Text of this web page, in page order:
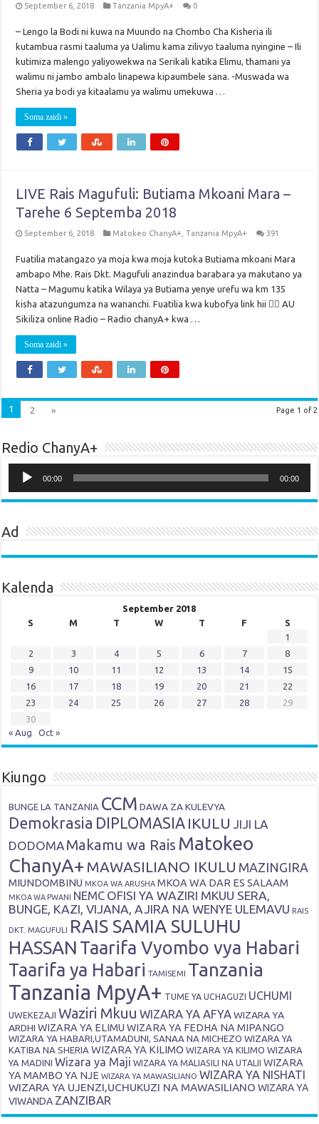
September 6, 2018 Tanzania MpyA+ 0
– Lengo la Bodi ni kuwa na Muundo na Chombo Cha Kisheria ili
kutambua rasmi taaluma ya Ualimu kama zilivyo taaluma nyingine – Ili
kutimiza malengo yaliyowekwa na Serikali katika Elimu, thamani ya
walimu ni jambo ambalo linapewa kipaumbele sana. -Muswada wa
Sheria ya bodi ya kitaalamu ya walimu umekuwa …
Soma zaidi »
LIVE Rais Magufuli: Butiama Mkoani Mara –
Tarehe 6 Septemba 2018
September 6, 2018 Matokeo ChanyA+ ,Tanzania MpyA+ 391
Fuatilia matangazo ya moja kwa moja kutoka Butiama mkoani Mara
ambapo Mhe. Rais Dkt. Magufuli anazindua barabara ya makutano ya
Natta – Magumu katika Wilaya ya Butiama yenye urefu wa km 135
kisha atazungumza na wananchi. Fuatilia kwa kubofya link hii 👇🏽 AU
Sikiliza online Radio – Radio chanyA+ kwa …
Soma zaidi »
Page 1 of 2
1 2 »
Redio ChanyA+
Player
00:00 00:00
Ad
Kalenda
September 2018
S
M T W T F
S
1
2
3 4 5 6 7
8
9
10 11 12 13 14
15
16
17 18 19 20 21
22
23
24 25 26 27 28
29
30
« Aug
Oct »
Kiungo
BUNGE LA TANZANIA CCM DAWA ZA KULEVYA
Demokrasia DIPLOMASIA IKULU JIJI LA
DODOMA Makamu wa Rais Matokeo
ChanyA+ MAWASILIANO IKULU MAZINGIRA
MIUNDOMBINU MKOA WA ARUSHA MKOA WA DAR ES SALAAM
MKOA WA PWANI NEMC OFISI YA WAZIRI MKUU SERA,
BUNGE, KAZI, VIJANA, AJIRA NA WENYE ULEMAVU RAIS
DKT. MAGUFULI
RAIS SAMIA SULUHU
HASSAN Taarifa Vyombo vya Habari
Taarifa ya Habari TAMISEMI Tanzania
Tanzania MpyA+ TUME YA UCHAGUZI UCHUMI
UWEKEZAJI Waziri Mkuu WIZARA YA AFYA WIZARA YA
ARDHI WIZARA YA ELIMU WIZARA YA FEDHA NA MIPANGO
WIZARA YA HABARI,UTAMADUNI, SANAA NA MICHEZO WIZARA YA
KATIBA NA SHERIA WIZARA YA KILIMO WIZARA YA KILIMO WIZARA
YA MADINI Wizara ya Maji WIZARA YA MALIASILI NA UTALII
WIZARA
YA MAMBO YA NJE WIZARA YA MAWASILIANO WIZARA YA NISHATI
WIZARA YA UJENZI,UCHUKUZI NA MAWASILIANO WIZARA YA
VIWANDA ZANZIBAR